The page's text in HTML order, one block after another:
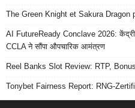
The Green Knight et Sakura Dragon
AI FutureReady Conclave 2026:
CCLA ने सौंपा औपचारिक आमंत्रण
Reel Banks Slot Review: RTP,
Tonybet Fairness Report: RNG-